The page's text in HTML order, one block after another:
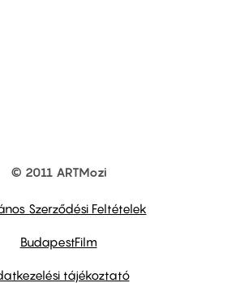
© 2011 ARTMozi
Szerződési Feltételek
BudapestFilm
tájékoztató